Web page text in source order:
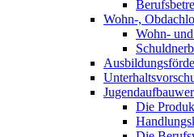
Wohn-,
Wohn-
Die